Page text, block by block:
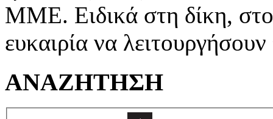
ΜΜΕ. Ειδικά στη δίκη, στο
ευκαιρία να
ΑΝΑΖΗΤΗΣΗ